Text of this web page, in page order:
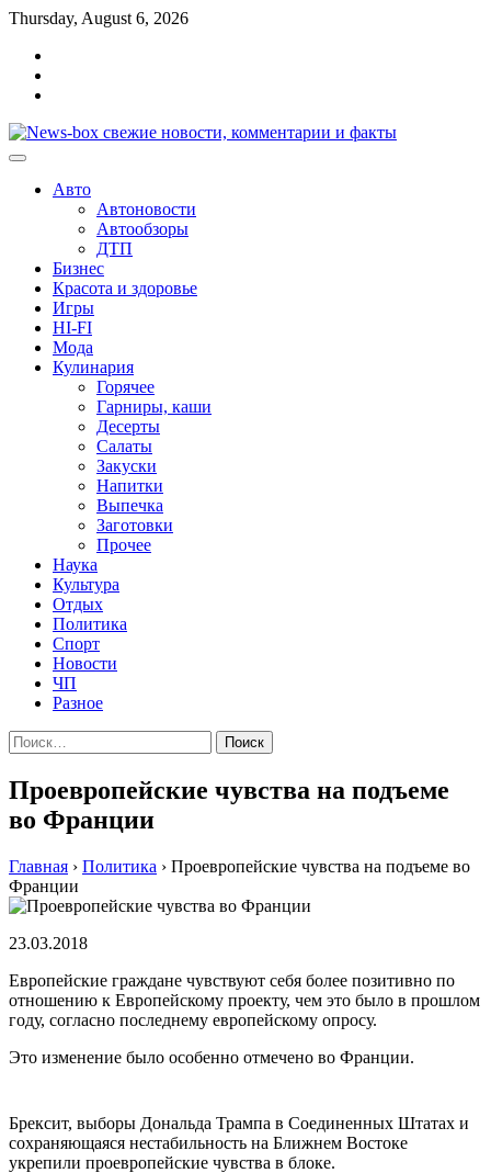
Перейти
содержимому
Thursday, August 6, 2026
Авто
Автоновости
Автообзоры
ДТП
Бизнес
Красота и здоровье
Игры
HI-FI
Мода
Кулинария
Горячее
Гарниры, каши
Десерты
Салаты
Закуски
Напитки
Выпечка
Заготовки
Прочее
Наука
Культура
Отдых
Политика
Спорт
Новости
ЧП
Разное
Найти:
Проевропейские чувства на подъеме
во Франции
Главная › Политика › Проевропейские чувства на подъеме во
Франции
23.03.2018
Европейские граждане чувствуют себя более позитивно по
отношению к Европейскому проекту, чем это было в прошлом
году, согласно последнему европейскому опросу.
Это изменение было особенно отмечено во Франции.
Брексит, выборы Дональда Трампа в Соединенных Штатах и
сохраняющаяся нестабильность на Ближнем Востоке
укрепили проевропейские чувства в блоке.